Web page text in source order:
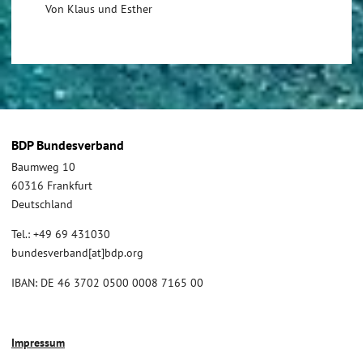
Von Klaus und Esther
BDP Bundesverband
Baumweg 10
60316 Frankfurt
Deutschland
Tel.: +49 69 431030
bundesverband[at]bdp.org
IBAN: DE 46 3702 0500 0008 7165 00
Impressum